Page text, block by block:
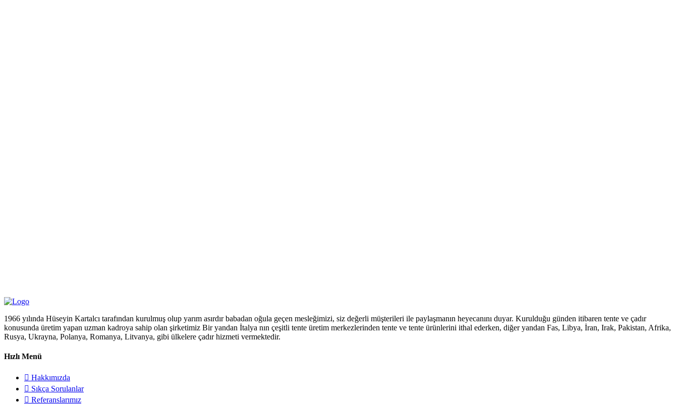
1966 yılında Hüseyin Kartalcı tarafından kurulmuş olup yarım asırdır babadan oğula geçen mesleğimizi, siz değerli müşterileri ile paylaşmanın heyecanını duyar. Kurulduğu günden itibaren tente ve çadır
konusunda üretim yapan uzman kadroya sahip olan şirketimiz Bir yandan İtalya nın çeşitli tente üretim merkezlerinden tente ve tente ürünlerini ithal ederken, diğer yandan Fas, Libya, İran, Irak, Pakistan, Afrika,
Rusya, Ukrayna, Polanya, Romanya, Litvanya, gibi ülkelere çadır hizmeti vermektedir.
Hızlı Menü
Hakkımızda
Sıkça Sorulanlar
Referanslarımız